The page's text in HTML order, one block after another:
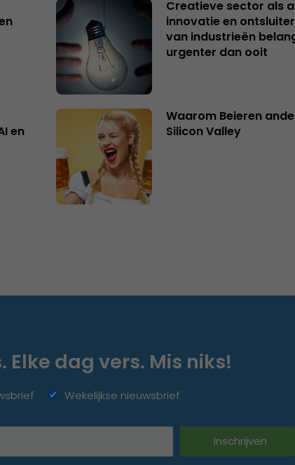
Creatieve sector als
innovatie en
van industrieën
urgenter dan ooit
en
Waarom Beieren
Silicon Valley
dag vers. Mis niks!
Wekelijkse nieuwsbrief